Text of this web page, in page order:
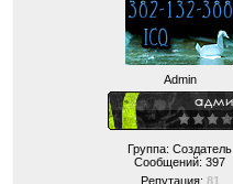
Admin
Группа: Создатель
Сообщений: 397
Репутация: 81